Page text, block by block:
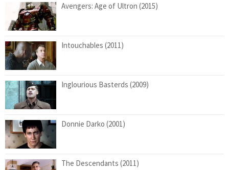
Avengers: Age of Ultron (2015)
Intouchables (2011)
Inglourious Basterds (2009)
Donnie Darko (2001)
The Descendants (2011)